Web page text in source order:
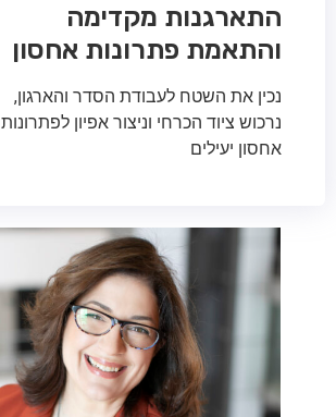
התארגנות מקדימה
והתאמת פתרונות אחסון
נכין את השטח לעבודת הסדר והארגון,
נרכוש ציוד הכרחי וניצור אפיון לפתרונות
אחסון יעילים